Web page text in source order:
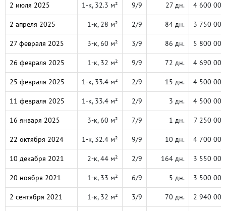
2 июля 2025 1-к, 32.3 м² 9/9 27 дн. 4 600 000
2 апреля 2025 1-к, 28 м² 2/9 84 дн. 3 750 000
27 февраля 2025 3-к, 60 м² 3/9 86 дн. 5 800 000
26 февраля 2025 1-к, 32 м² 9/9 72 дн. 4 690 000
25 февраля 2025 1-к, 33.4 м² 2/9 15 дн. 4 500 000
11 февраля 2025 1-к, 33.4 м² 2/9 3 дн. 4 500 000
16 января 2025 3-к, 60 м² 7/9 1 дн. 7 250 000
22 октября 2024 1-к, 32.4 м² 9/9 10 дн. 4 700 000
10 декабря 2021 2-к, 44 м² 2/9 164 дн. 3 550 000
20 ноября 2021 1-к, 33 м² 6/9 5 дн. 3 500 000
2 сентября 2021 1-к, 32 м² 3/9 70 дн. 2 940 000